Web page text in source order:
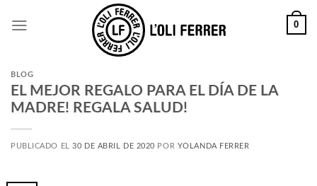
0
BLOG
EL MEJOR REGALO PARA EL DÍA DE LA
MADRE! REGALA SALUD!
PUBLICADO EL30 DE ABRIL DE 2020 POR YOLANDA FERRER